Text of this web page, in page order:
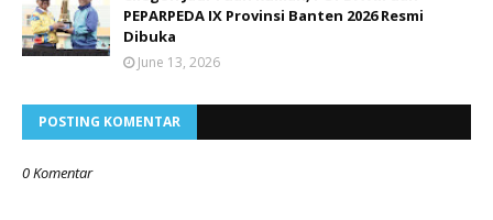
PEPARPEDA IX Provinsi Banten 2026 Resmi
Dibuka
June 13, 2026
POSTING KOMENTAR
0 Komentar